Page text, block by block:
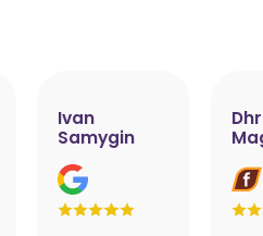
Ivan
Samygin